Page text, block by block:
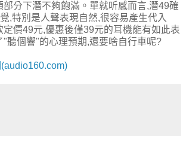
部分下潛不夠飽滿。單就听感而言,潛49確
,特別是人聲表現自然,很容易產生代入
定價49元,優惠後僅39元的耳機能有如此表
"聽個響"的心理預期,還要啥自行車呢?